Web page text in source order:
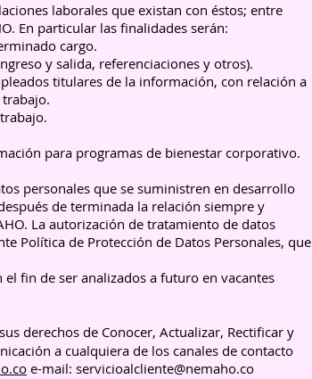
laborales que existan con éstos; entre
En particular las finalidades serán:
cargo.
y salida, referenciaciones y otros).
titulares de la información, con relación a
para programas de bienestar corporativo.
personales que se suministren en desarrollo
de terminada la relación siempre y
La autorización de tratamiento de datos
Política de Protección de Datos Personales, que
fin de ser analizados a futuro en vacantes
derechos de Conocer, Actualizar, Rectificar y
a cualquiera de los canales de contacto
.co e-mail: servicioalcliente@nemaho.co